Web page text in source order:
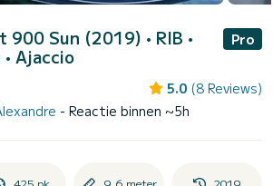
900 Sun (2019) • RIB •
Ajaccio
Pro
5.0 (8 Reviews)
- Reactie binnen ~5h